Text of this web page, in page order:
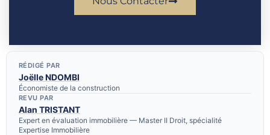
RÉDIGÉ PAR
Joëlle NDOMBI
Économiste de la construction
REVU PAR
Alan TRISTANT
Expert en évaluation immobilière — Master II Droit, spécialité
Expertise Immobilière